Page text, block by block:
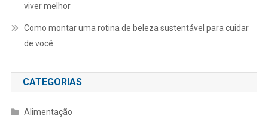
viver melhor
Como montar uma rotina de beleza sustentável para cuidar
de você
CATEGORIAS
Alimentação